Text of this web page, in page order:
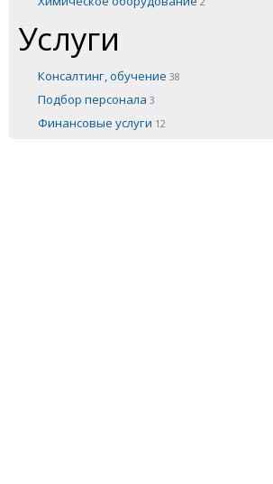
Услуги
Консалтинг, обучение 38
Подбор персонала 3
Финансовые услуги 12